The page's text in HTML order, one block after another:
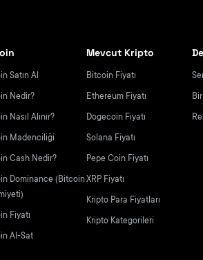
Satın Al
Nedir?
Nasıl Alınır?
Madenciliği
Cash Nedir?
Dominance (Bitcoin
Fiyatı
Al-Sat
Mevcut Kripto
Bitcoin Fiyatı
Ethereum Fiyatı
Dogecoin Fiyatı
Solana Fiyatı
Pepe Coin Fiyatı
XRP Fiyatı
Kripto Para Fiyatları
Kripto Kategorileri